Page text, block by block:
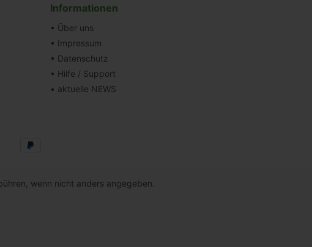
Informationen
• Über uns
• Impressum
• Datenschutz
• Hilfe / Support
• aktuelle NEWS
wenn nicht anders angegeben.